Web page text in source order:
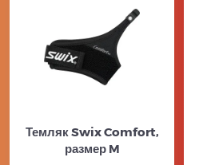
Темляк Swix Comfort,
размер M